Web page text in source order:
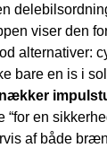
viser den
alternativer:
bare en is i
“for en
af både